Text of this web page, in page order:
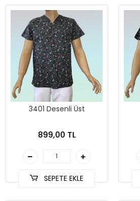
3401 Desenli Üst
899,00 TL
SEPETE EKLE